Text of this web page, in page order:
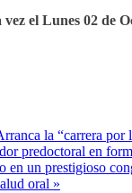
el Lunes 02 de
la “carrera por
predoctoral en
en un prestigioso
oral »